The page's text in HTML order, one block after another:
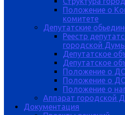
Положение о
комитете
Депутатские
Реестр
городской
Депутатское
Депутатское
Положение о
Положение о
Положение о
Аппарат городской
Документация